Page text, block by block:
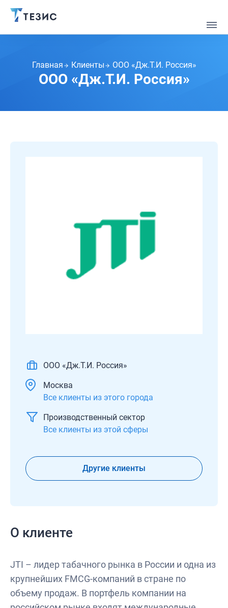
Главная Клиенты ООО «Дж.Т.И. Россия»
ООО «Дж.Т.И. Россия»
ООО «Дж.Т.И. Россия»
Москва
Все клиенты из этого города
Производственный сектор
Все клиенты из этой сферы
Другие клиенты
О клиенте
JTI – лидер табачного рынка в России и одна из
крупнейших FMCG-компаний в стране по
объему продаж. В портфель компании на